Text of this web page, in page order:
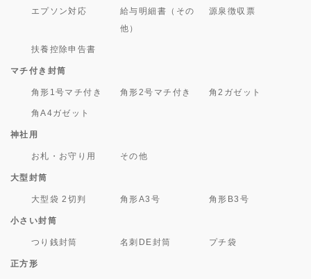
エプソン対応
給与明細書（その
他）
源泉徴収票
扶養控除申告書
マチ付き封筒
角形1号マチ付き 角形2号マチ付き 角2ガゼット
角A4ガゼット
神社用
お札・お守り用 その他
大型封筒
大型袋 2切判 角形A3号 角形B3号
小さい封筒
つり銭封筒 名刺DE封筒 プチ袋
正方形